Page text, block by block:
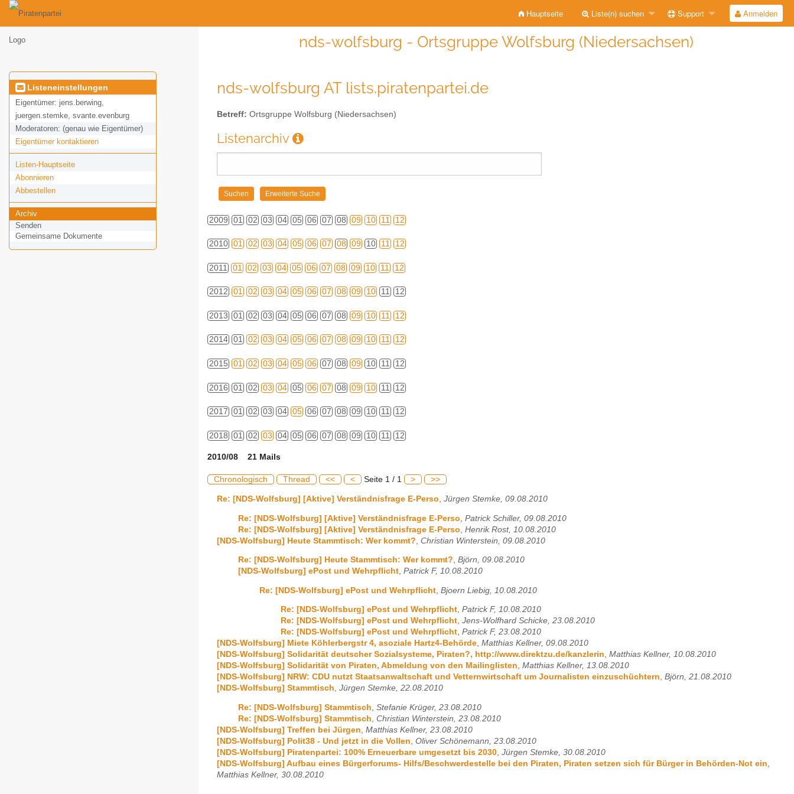
Hauptseite Liste(n) suchen Support Anmelden
nds-wolfsburg - Ortsgruppe Wolfsburg (Niedersachsen)
Listeneinstellungen
Eigentümer: jens.berwing,
juergen.stemke, svante.evenburg
Moderatoren: (genau wie Eigentümer)
Eigentümer kontaktieren
Listen-Hauptseite
Abonnieren
Abbestellen
Archiv
Senden
Gemeinsame Dokumente
nds-wolfsburg AT lists.piratenpartei.de
Betreff: Ortsgruppe Wolfsburg (Niedersachsen)
Listenarchiv
2009 01 02 03 04 05 06 07 08 09 10 11 12
2010 01 02 03 04 05 06 07 08 09 10 11 12
2011 01 02 03 04 05 06 07 08 09 10 11 12
2012 01 02 03 04 05 06 07 08 09 10 11 12
2013 01 02 03 04 05 06 07 08 09 10 11 12
2014 01 02 03 04 05 06 07 08 09 10 11 12
2015 01 02 03 04 05 06 07 08 09 10 11 12
2016 01 02 03 04 05 06 07 08 09 10 11 12
2017 01 02 03 04 05 06 07 08 09 10 11 12
2018 01 02 03 04 05 06 07 08 09 10 11 12
2010/08 21 Mails
Chronologisch Thread << < Seite 1 / 1 > >>
Re: [NDS-Wolfsburg] [Aktive] Verständnisfrage E-Perso, Jürgen Stemke, 09.08.2010
Re: [NDS-Wolfsburg] [Aktive] Verständnisfrage E-Perso Patrick Schiller, 09.08.2010
Re: [NDS-Wolfsburg] [Aktive] Verständnisfrage E-Perso Henrik Rost, 10.08.2010
[NDS-Wolfsburg] Heute Stammtisch: Wer kommt? Christian Winterstein, 09.08.2010
Re: [NDS-Wolfsburg] Heute Stammtisch: Wer kommt?, Björn, 09.08.2010
[NDS-Wolfsburg] ePost und Wehrpflicht, Patrick F, 10.08.2010
Re: [NDS-Wolfsburg] ePost und Wehrpflicht Bjoern Liebig, 10.08.2010
Re: [NDS-Wolfsburg] ePost und Wehrpflicht, Patrick F, 10.08.2010
Re: [NDS-Wolfsburg] ePost und Wehrpflicht, Jens-Wolfhard Schicke, 23.08.2010
Re: [NDS-Wolfsburg] ePost und Wehrpflicht, Patrick F, 23.08.2010
[NDS-Wolfsburg] Miete Köhlerbergstr 4, asoziale Hartz4-Behörde, Matthias Kellner, 09.08.2010
[NDS-Wolfsburg] Solidarität deutscher Sozialsysteme, Piraten?, http://www.direktzu.de/kanzlerin, Matthias Kellner, 10.08.2010
[NDS-Wolfsburg] Solidarität von Piraten, Abmeldung von den Mailinglisten, Matthias Kellner, 13.08.2010
[NDS-Wolfsburg] NRW: CDU nutzt Staatsanwaltschaft und Vetternwirtschaft um Journalisten einzuschüchtern, Björn, 21.08.2010
[NDS-Wolfsburg] Stammtisch, Jürgen Stemke, 22.08.2010
Re: [NDS-Wolfsburg] Stammtisch, Stefanie Krüger, 23.08.2010
Re: [NDS-Wolfsburg] Stammtisch, Christian Winterstein, 23.08.2010
[NDS-Wolfsburg] Treffen bei Jürgen, Matthias Kellner, 23.08.2010
[NDS-Wolfsburg] Polit38 - Und jetzt in die Vollen, Oliver Schönemann, 23.08.2010
[NDS-Wolfsburg] Piratenpartei: 100% Erneuerbare umgesetzt bis 2030, Jürgen Stemke, 30.08.2010
[NDS-Wolfsburg] Aufbau eines Bürgerforums- Hilfs/Beschwerdestelle bei den Piraten, Piraten setzen sich für Bürger in Behörden-Not ein,
Matthias Kellner, 30.08.2010